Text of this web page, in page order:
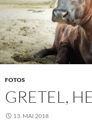
FOTOS
GRETEL,
13. MAI 2018